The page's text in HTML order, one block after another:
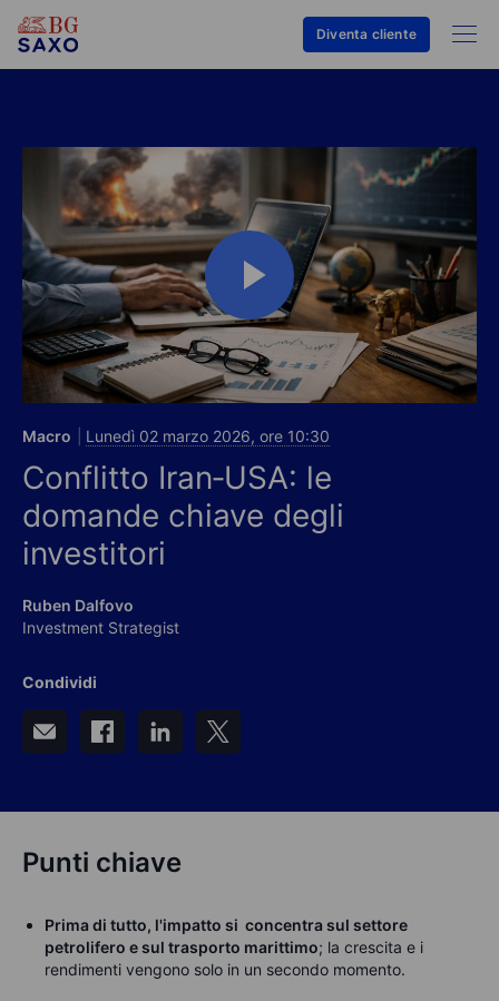
Diventa cliente
Macro Lunedì 02 marzo 2026, ore 10:30
Conflitto Iran‑USA: le
domande chiave degli
investitori
Ruben Dalfovo
Investment Strategist
Condividi
Punti chiave
Prima di tutto, l'impatto si concentra sul settore
petrolifero e sul trasporto marittimo; la crescita e i
rendimenti vengono solo in un secondo momento.